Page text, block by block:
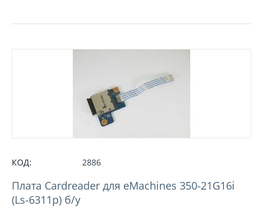
КОД: 2886
Плата Cardreader для eMachines 350-21G16i
(Ls-6311p) б/у